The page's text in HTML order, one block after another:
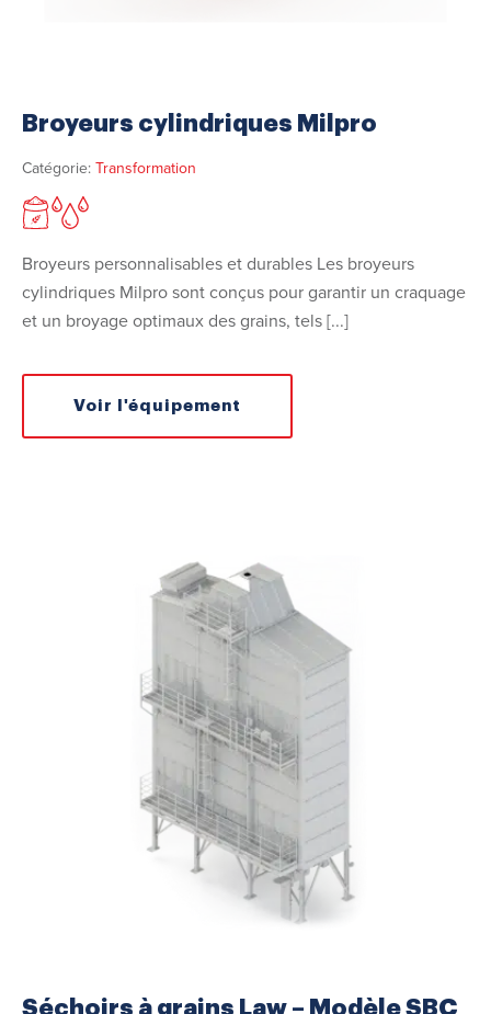
Broyeurs cylindriques Milpro
Catégorie:Transformation
Broyeurs personnalisables et durables Les broyeurs
cylindriques Milpro sont conçus pour garantir un craquage
et un broyage optimaux des grains, tels [...]
Voir l'équipement
Séchoirs à grains Law – Modèle SBC